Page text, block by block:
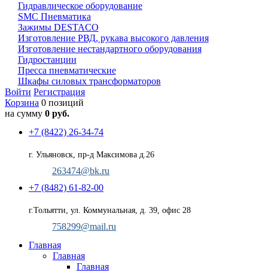
Гидравлическое оборудование
SMC Пневматика
Зажимы DESTACO
Изготовление РВД, рукава высокого давления
Изготовление нестандартного оборудования
Гидростанции
Пресса пневматические
Шкафы силовых трансформаторов
Войти Регистрация
Корзина 0 позиций
на сумму 0 руб.
+7 (8422) 26-34-74
г. Ульяновск, пр-д Максимова д.26
263474@bk.ru
+7 (8482) 61-82-00
г.Тольятти, ул. Коммунальная, д. 39, офис 28
758299@mail.ru
Главная
Главная
Главная